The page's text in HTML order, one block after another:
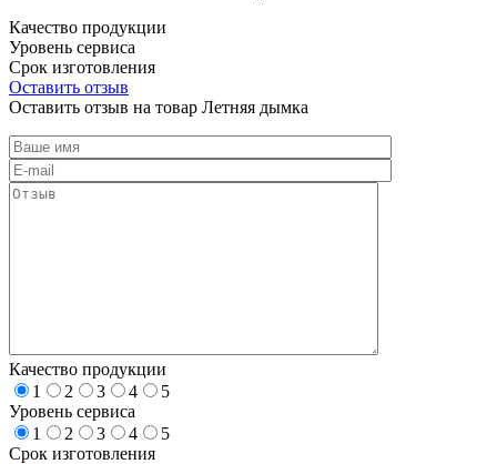
Качество продукции
Уровень сервиса
Срок изготовления
Оставить отзыв
Оставить отзыв на товар Летняя дымка
Качество продукции
1
2 3 4
5
Уровень сервиса
1
2 3 4
5
Срок изготовления